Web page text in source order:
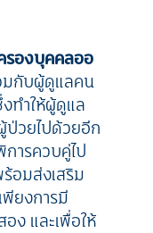
องบุคคลออ
มกับผู้ดูแลคน
ทำให้ผู้ดูแล
ป่วยไปด้วยอีก
ารควบคู่ไป
อมส่งเสริม
ยงการมี
ง และเพื่อให้